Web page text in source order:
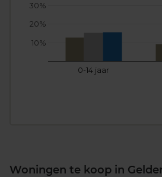
0-14 jaar
10%
20%
30%
Woningen te koop in